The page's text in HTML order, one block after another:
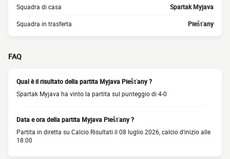
Squadra di casa Spartak Myjava
Squadra in trasferta Piešťany
FAQ
Qual è il risultato della partita Myjava Piešťany ?
Spartak Myjava ha vinto la partita sul punteggio di 4-0
Data e ora della partita Myjava Piešťany ?
Partita in diretta su Calcio Risultati il 08 luglio 2026, calcio d'inizio alle
18:00